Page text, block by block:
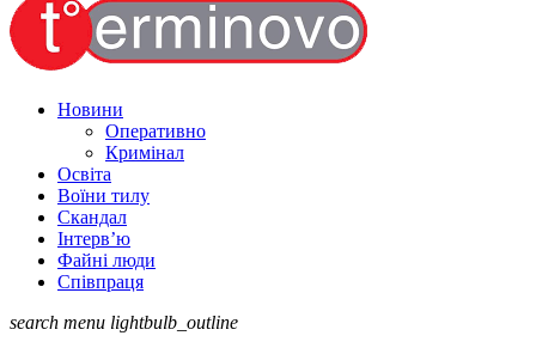
Новини
Оперативно
Кримінал
Освіта
Воїни тилу
Скандал
Інтерв’ю
Файні люди
Співпраця
search menu lightbulb_outline